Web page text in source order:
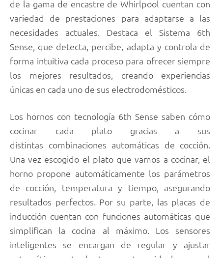
de la gama de encastre de Whirlpool cuentan con
variedad de prestaciones para adaptarse a las
necesidades actuales. Destaca el Sistema 6th
Sense, que detecta, percibe, adapta y controla de
forma intuitiva cada proceso para ofrecer siempre
los mejores resultados, creando experiencias
únicas en cada uno de sus electrodomésticos.
Los hornos con tecnología 6th Sense saben cómo
cocinar cada plato gracias a sus
distintas combinaciones automáticas de cocción.
Una vez escogido el plato que vamos a cocinar, el
horno propone automáticamente los parámetros
de cocción, temperatura y tiempo, asegurando
resultados perfectos. Por su parte, las placas de
inducción cuentan con funciones automáticas que
simplifican la cocina al máximo. Los sensores
inteligentes se encargan de regular y ajustar